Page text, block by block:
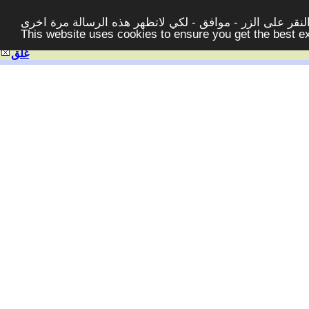
على الزر - موافق - لكي لاتظهر هذه الرسالة مرة اخرى -
This website uses cookies to ensure you get the best
غلق